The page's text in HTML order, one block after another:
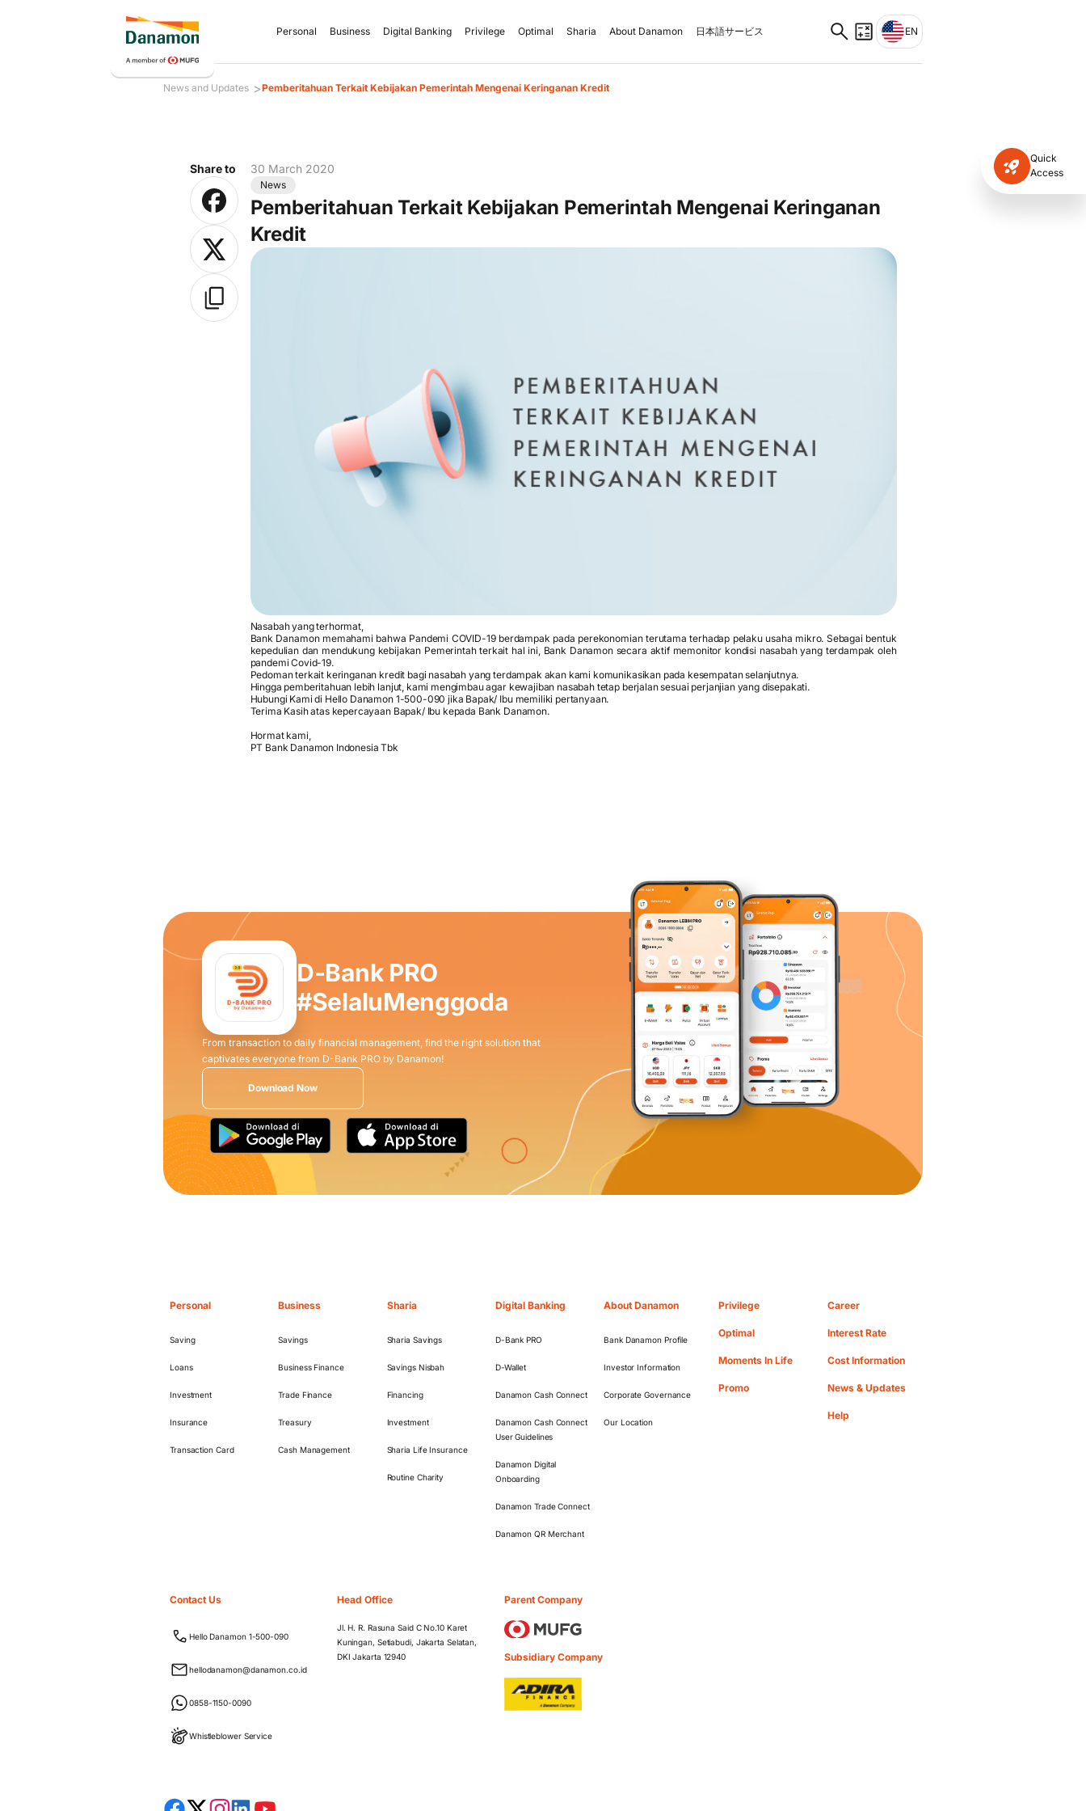
Personal Business Digital Banking Privilege Optimal Sharia About Danamon 日本語サービス EN
News and Updates >Pemberitahuan Terkait Kebijakan Pemerintah Mengenai Keringanan Kredit
Quick
Access
Share to 30 March 2020
News
Pemberitahuan Terkait Kebijakan Pemerintah Mengenai Keringanan
Kredit
Nasabah yang terhormat,
Bank Danamon memahami bahwa Pandemi COVID-19 berdampak pada perekonomian terutama terhadap pelaku usaha mikro. Sebagai bentuk
kepedulian dan mendukung kebijakan Pemerintah terkait hal ini, Bank Danamon secara aktif memonitor kondisi nasabah yang terdampak oleh
pandemi Covid-19.
Pedoman terkait keringanan kredit bagi nasabah yang terdampak akan kami komunikasikan pada kesempatan selanjutnya.
Hingga pemberitahuan lebih lanjut, kami mengimbau agar kewajiban nasabah tetap berjalan sesuai perjanjian yang disepakati.
Hubungi Kami di Hello Danamon 1-500-090 jika Bapak/ Ibu memiliki pertanyaan.
Terima Kasih atas kepercayaan Bapak/ Ibu kepada Bank Danamon.
Hormat kami,
PT Bank Danamon Indonesia Tbk
D-Bank PRO
#SelaluMenggoda
From transaction to daily financial management, find the right solution that
captivates everyone from D-Bank PRO by Danamon!
Download Now
Personal
Saving
Loans
Investment
Insurance
Transaction Card
Business
Savings
Business Finance
Trade Finance
Treasury
Cash Management
Sharia
Sharia Savings
Savings Nisbah
Financing
Investment
Sharia Life Insurance
Routine Charity
Digital Banking
D-Bank PRO
D-Wallet
Danamon Cash Connect
Danamon Cash Connect
User Guidelines
Danamon Digital
Onboarding
Danamon Trade Connect
Danamon QR Merchant
About Danamon
Bank Danamon Profile
Investor Information
Corporate Governance
Our Location
Privilege
Optimal
Moments In Life
Promo
Career
Interest Rate
Cost Information
News & Updates
Help
Contact Us
Hello Danamon 1-500-090
hellodanamon@danamon.co.id
0858-1150-0090
Whistleblower Service
Head Office
Jl. H. R. Rasuna Said C No.10 Karet
Kuningan, Setiabudi, Jakarta Selatan,
DKI Jakarta 12940
Parent Company
Subsidiary Company